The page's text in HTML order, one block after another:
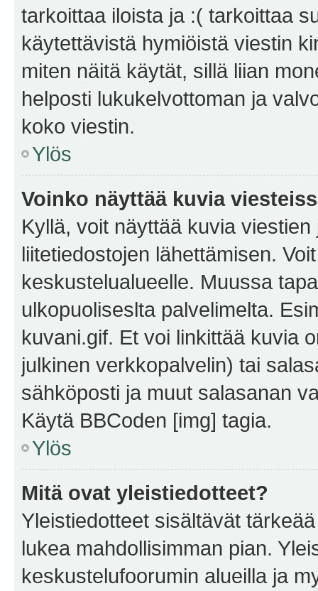
tarkoittaa iloista ja :( tarkoittaa
käytettävistä hymiöistä viestin
miten näitä käytät, sillä liian
helposti lukukelvottoman ja
koko viestin.
Ylös
Voinko näyttää kuvia
Kyllä, voit näyttää kuvia
liitetiedostojen lähettämisen.
keskustelualueelle. Muussa
ulkopuoliseslta palvelimelta.
kuvani.gif. Et voi linkittää kuvia
julkinen verkkopalvelin) tai
sähköposti ja muut salasanan
Käytä BBCoden [img] tagia.
Ylös
Mitä ovat yleistiedotteet?
Yleistiedotteet sisältävät
lukea mahdollisimman pian.
keskustelufoorumin alueilla ja